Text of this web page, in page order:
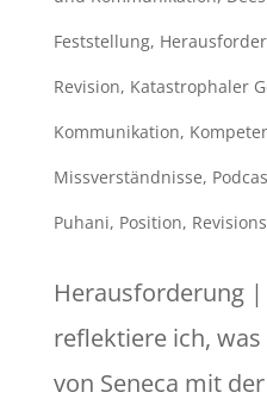
Feststellung,
Revision, Katastrophaler
Kommunikation,
Missverständnisse,
Puhani, Position,
Herausforderung
reflektiere ich,
von Seneca mit